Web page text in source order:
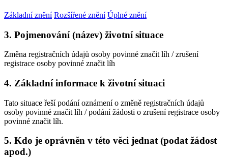
Základní znění Rozšířené znění Úplné znění
3. Pojmenování (název) životní situace
Změna registračních údajů osoby povinné značit líh / zrušení
registrace osoby povinné značit líh
4. Základní informace k životní situaci
Tato situace řeší podání oznámení o změně registračních údajů
osoby povinné značit líh / podání žádosti o zrušení registrace osoby
povinné značit líh.
5. Kdo je oprávněn v této věci jednat (podat žádost
apod.)